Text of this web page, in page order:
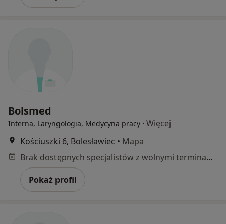
Bolsmed
Interna, Laryngologia, Medycyna pracy · Więcej
Kościuszki 6, Bolesławiec • Mapa
Brak dostępnych specjalistów z wolnymi terminami w tym centrum medycznym.
Pokaż profil